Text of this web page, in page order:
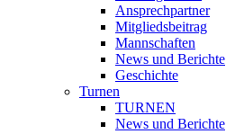
Ansprechpartner
Mitgliedsbeitrag
Mannschaften
News und Berichte
Geschichte
Turnen
TURNEN
News und Berichte